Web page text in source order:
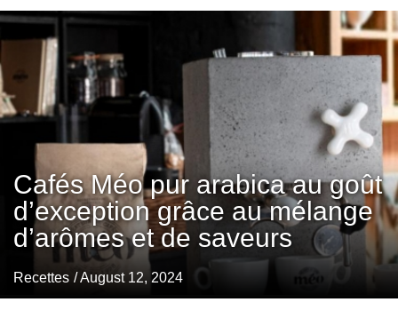
Cafés Méo pur arabica au goût
d’exception grâce au mélange
d’arômes et de saveurs
Recettes / August 12, 2024